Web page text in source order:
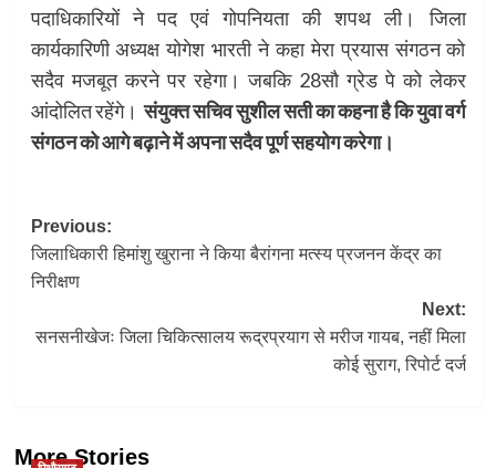
पदाधिकारियों ने पद एवं गोपनियता की शपथ ली। जिला
कार्यकारिणी अध्यक्ष योगेश भारती ने कहा मेरा प्रयास संगठन को
सदैव मजबूत करने पर रहेगा। जबकि 28सौ ग्रेड पे को लेकर
आंदोलित रहेंगे।संयुक्त सचिव सुशील सती का कहना है कि युवा वर्ग
संगठन को आगे बढ़ाने में अपना सदैव पूर्ण सहयोग करेगा।
Post
navigation
Previous:
जिलाधिकारी हिमांशु खुराना ने किया बैरांगना मत्स्य प्रजनन केंद्र का
निरीक्षण
Next:
सनसनीखेजः जिला चिकित्सालय रूद्रप्रयाग से मरीज गायब, नहीं मिला
कोई सुराग, रिपोर्ट दर्ज
More Stories